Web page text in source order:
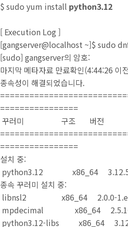
$ sudo yum install python3.12
[ Execution Log]
[gangserver@localhost ~]$ sudo
[sudo] gangserver의 암호:
마지막 메타자료 만료확인(4:44:26
종속성이 해결되었습니다.
================
꾸러미 구조 버전
================
설치 중:
python3.12 x86_64
종속 꾸러미 설치 중:
libnsl2 x86_64 2.0.0-
mpdecimal x86_64
python3.12-libs x86_64